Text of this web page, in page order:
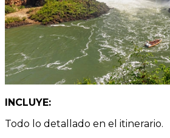
INCLUYE:
Todo lo detallado en el itinerario.